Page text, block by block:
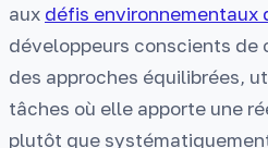
aux défis environnementaux
développeurs conscients de
des approches équilibrées,
tâches où elle apporte une
plutôt que